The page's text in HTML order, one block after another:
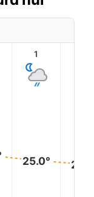
1
25.0° 25.0°